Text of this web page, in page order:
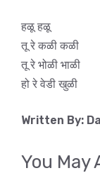
हळू हळू
तू रे कळी कळी
तू रे भोळी भाळी
हो रे वेडी खुळी
Written By:
You May